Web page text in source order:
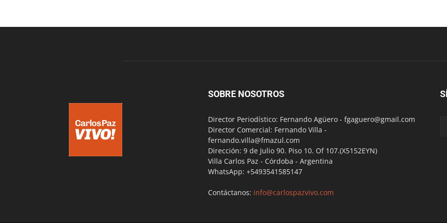
SOBRE NOSOTROS
Director Periodístico: Fernando Agüero - fgaguero@gmail.com
Director Comercial: Fernando Villa -
fernando.villa@fmazul.com
Dirección: 9 de Julio 90. Piso 10. Of 107.(X5152EYN)
Villa Carlos Paz - Córdoba - Argentina
WhatsApp: +5493541585147
Contáctanos: info@carlospazvivo.com